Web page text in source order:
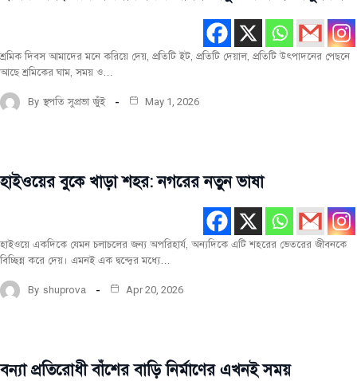
পোস্ট
শ্রমিক দিবস আমাদের মনে করিয়ে দেয়, প্রতিটি ইট, প্রতিটি দেয়াল, প্রতিটি উৎপাদনের পেছনে
আছে শ্রমিকের ঘাম, সময় ও…
By স্থপতি সুপ্রভা জুঁই May 1, 2026
মূল
পোস্ট
নগরায়ন
সর্বশেষ
হাইওয়ের বুকে খাড়া শহর: নগরের নতুন ভাষা
হাইওয়ে একদিকে যেমন চলাচলের জন্য অপরিহার্য, অন্যদিকে এটি শহরের ভেতরের জীবনকে
বিচ্ছিন্ন করে দেয়। এমনই এক দ্বন্দ্বের মধ্যে…
By shuprova Apr 20, 2026
মূল
বন্যা প্রতিরোধী বাঁশের বাড়ি নির্মাণের এখনই সময়